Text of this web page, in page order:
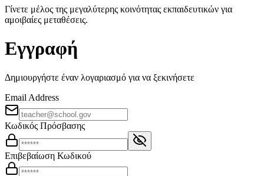
Γίνετε μέλος της μεγαλύτερης κοινότητας εκπαιδευτικών για
αμοιβαίες μεταθέσεις.
Εγγραφή
Δημιουργήστε έναν λογαριασμό για να ξεκινήσετε
Email Address
Κωδικός Πρόσβασης
Επιβεβαίωση Κωδικού